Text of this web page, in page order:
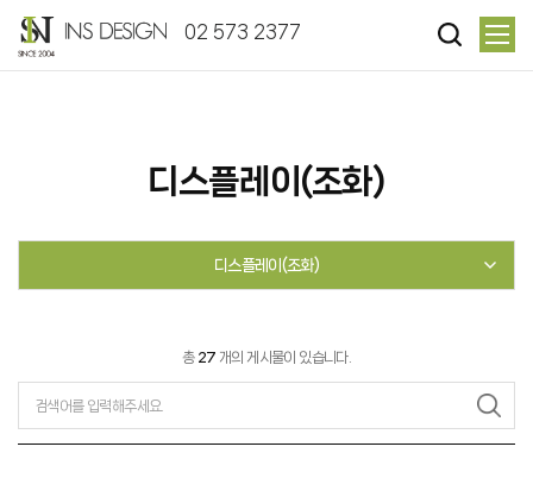
02 573 2377
디스플레이(조화)
디스플레이(조화)
총 27 개의 게시물이 있습니다.